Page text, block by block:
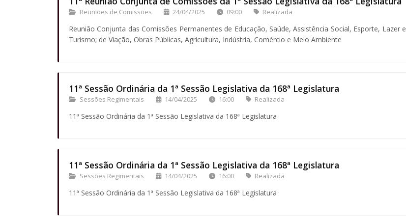
Reuniões de Comissões 24/04/2025 09:00 Realizada
Reunião Conjunta das Comissões Permanentes de Educação, Saúde, Assistência Social, Esporte, Lazer e
Turismo; de Viação, Obras Públicas, Agricultura, Indústria, Comércio e Meio Ambiente
11ª Sessão Ordinária da 1ª Sessão Legislativa da 168ª Legislatura
Sessões Regimentais 14/04/2025 16:00 Realizada
11ª Sessão Ordinária da 1ª Sessão Legislativa da 168ª Legislatura
11ª Sessão Ordinária da 1ª Sessão Legislativa da 168ª Legislatura
Sessões Regimentais 14/04/2025 16:00 Realizada
11ª Sessão Ordinária da 1ª Sessão Legislativa da 168ª Legislatura